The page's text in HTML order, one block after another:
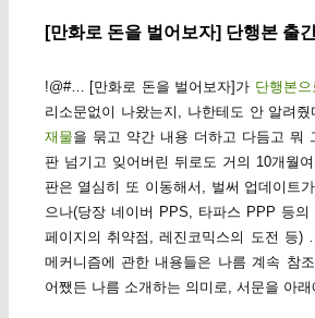
[만화로 돈을 벌어보자] 단행본 출
!@#… [만화로 돈을 벌어보자]가 단행본으
리소문없이 나왔는지, 나한테도 안 알려
재물을 묶고 약간 내용 더하고 다듬고 뭐
판 넘기고 잊어버린 뒤로도 거의 10개월
판은 열심히 또 이동해서, 벌써 업데이트
으나(당장 네이버 PPS, 타파스 PPP 등의
페이지의 취약점, 레진코믹스의 도전 등)
메커니즘에 관한 내용들은 나름 계속 참
어쨌든 나름 소개하는 의미로, 서문을 아래